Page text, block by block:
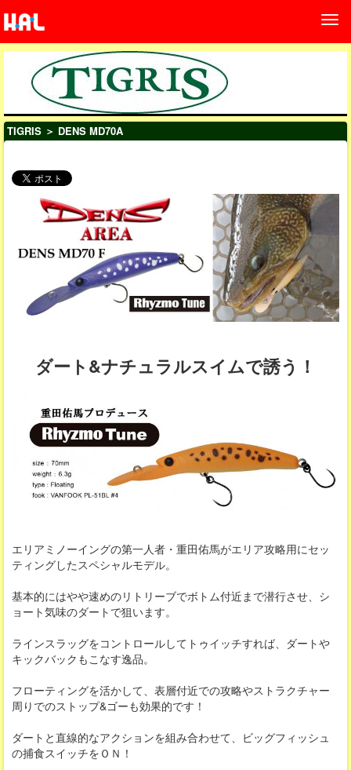
TIGRIS ＞ DENS MD70A
ダート&ナチュラルスイムで誘う！
エリアミノーイングの第一人者・重田佑馬がエリア攻略用にセッ
ティングしたスペシャルモデル。
基本的にはやや速めのリトリーブでボトム付近まで潜行させ、シ
ョート気味のダートで狙います。
ラインスラッグをコントロールしてトゥイッチすれば、ダートや
キックバックもこなす逸品。
フローティングを活かして、表層付近での攻略やストラクチャー
周りでのストップ&ゴーも効果的です！
ダートと直線的なアクションを組み合わせて、ビッグフィッシュ
の捕食スイッチをＯＮ！